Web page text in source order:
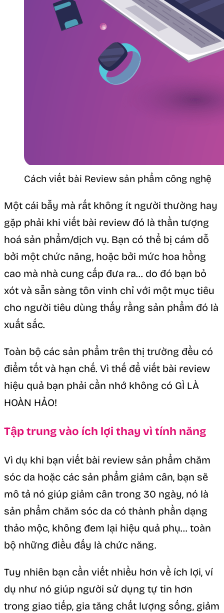
Cách viết bài Review sản phẩm công nghệ
Một cái bẫy mà rất không ít người thường hay
gặp phải khi viết bài review đó là thần tượng
hoá sản phẩm/dịch vụ. Bạn có thể bị cám dỗ
bởi một chức năng, hoặc bởi mức hoa hồng
cao mà nhà cung cấp đưa ra… do đó bạn bỏ
xót và sẵn sàng tôn vinh chỉ với một mục tiêu
cho người tiêu dùng thấy rằng sản phẩm đó là
xuất sắc.
Toàn bộ các sản phẩm trên thị trường đều có
điểm tốt và hạn chế. Vì thế để viết bài review
hiệu quả bạn phải cần nhớ không có GÌ LÀ
HOÀN HẢO!
Tập trung vào ích lợi thay vì tính năng
Vì dụ khi bạn viết bài review sản phẩm chăm
sóc da hoặc các sản phẩm giảm cân, bạn sẽ
mô tả nó giúp giảm cân trong 30 ngày, nó là
sản phẩm chăm sóc da có thành phần dạng
thảo mộc, không đem lại hiệu quả phụ… toàn
bộ những điều đấy là chức năng.
Tuy nhiên bạn cần viết nhiều hơn về ích lợi, ví
dụ như nó giúp người sử dụng tự tin hơn
trong giao tiếp, gia tăng chất lượng sống, giảm